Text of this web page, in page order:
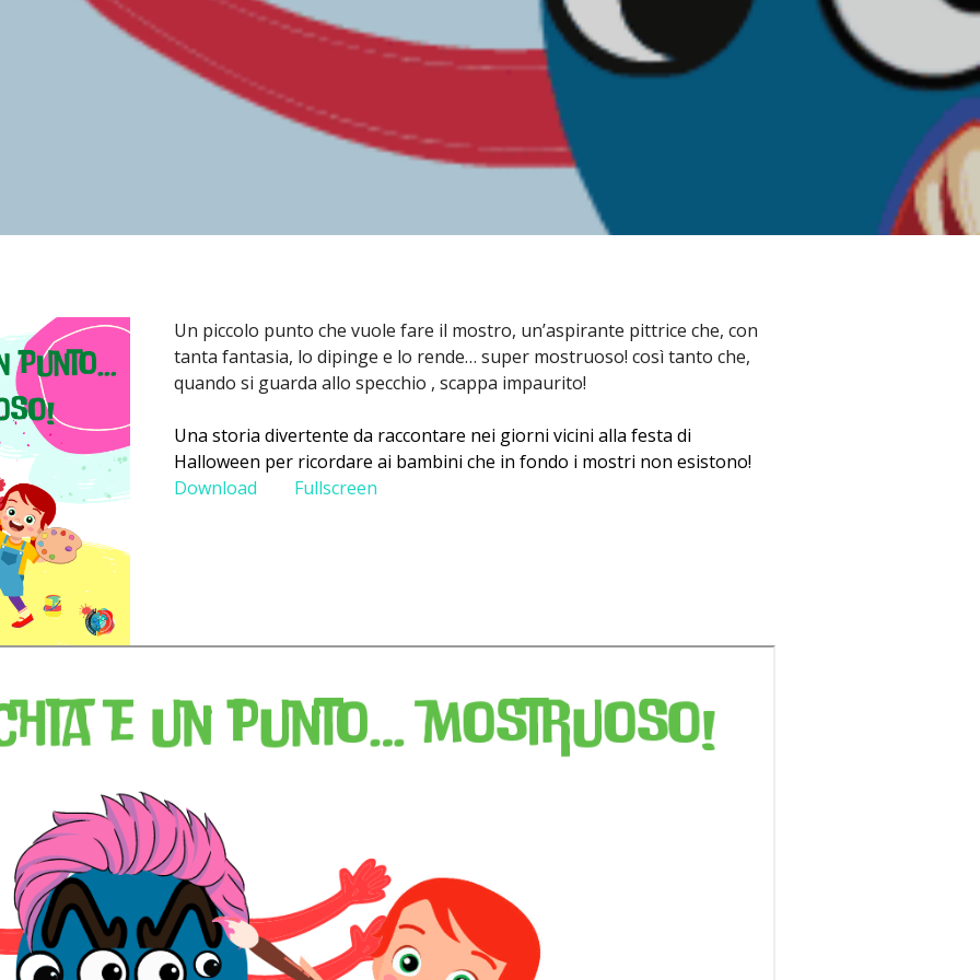
Un piccolo punto che vuole fare il mostro, un’aspirante pittrice che, con
tanta fantasia, lo dipinge e lo rende… super mostruoso! così tanto che,
quando si guarda allo specchio , scappa impaurito!
Una storia divertente da raccontare nei giorni vicini alla festa di
Halloween per ricordare ai bambini che in fondo i mostri non esistono!
Download
Fullscreen